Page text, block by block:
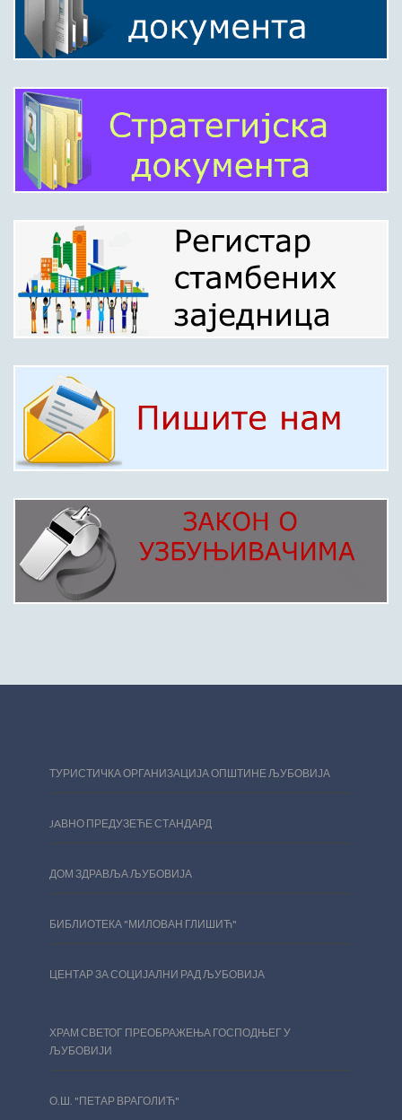
ТУРИСТИЧКА ОРГАНИЗАЦИЈА ОПШТИНЕ ЉУБОВИЈА
JAВНО ПРЕДУЗЕЋЕ СТАНДАРД
ДОМ ЗДРАВЉА ЉУБОВИЈА
БИБЛИОТЕКА "МИЛОВАН ГЛИШИЋ"
ЦЕНТАР ЗА СОЦИЈАЛНИ РАД ЉУБОВИЈА
ХРАМ СВЕТОГ ПРЕОБРАЖЕЊА ГОСПОДЊЕГ У
ЉУБОВИЈИ
О.Ш. "ПЕТАР ВРАГОЛИЋ"